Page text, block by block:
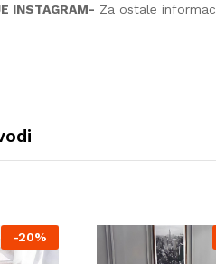
INSTAGRAM- Za ostale
-20%